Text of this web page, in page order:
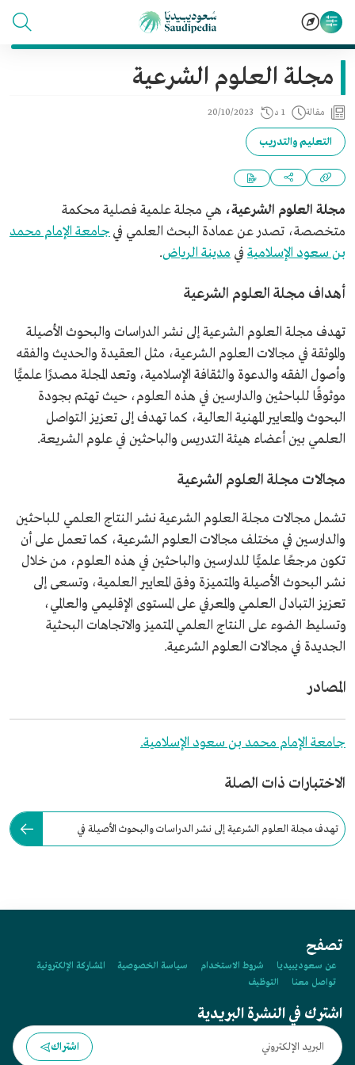
مجلة العلوم الشرعية
مقالة 1 د 20/10/2023
التعليم والتدريب
مجلة العلوم الشرعية، هي مجلة علمية فصلية محكمة
متخصصة، تصدر عن عمادة البحث العلمي في جامعة الإمام محمد
بن سعود الإسلامية في مدينة الرياض.
أهداف مجلة العلوم الشرعية
تهدف مجلة العلوم الشرعية إلى نشر الدراسات والبحوث الأصيلة
والموثقة في مجالات العلوم الشرعية، مثل العقيدة والحديث والفقه
وأصول الفقه والدعوة والثقافة الإسلامية، وتعد المجلة مصدرًا علميًّا
موثوقًا للباحثين والدارسين في هذه العلوم، حيث تهتم بجودة
البحوث والمعايير المهنية العالية، كما تهدف إلى تعزيز التواصل
العلمي بين أعضاء هيئة التدريس والباحثين في علوم الشريعة.
مجالات مجلة العلوم الشرعية
تشمل مجالات مجلة العلوم الشرعية نشر النتاج العلمي للباحثين
والدارسين في مختلف مجالات العلوم الشرعية، كما تعمل على أن
تكون مرجعًا علميًّا للدارسين والباحثين في هذه العلوم، من خلال
نشر البحوث الأصيلة والمتميزة وفق المعايير العلمية، وتسعى إلى
تعزيز التبادل العلمي والمعرفي على المستوى الإقليمي والعالمي،
وتسليط الضوء على النتاج العلمي المتميز والاتجاهات البحثية
الجديدة في مجالات العلوم الشرعية.
المصادر
جامعة الإمام محمد بن سعود الإسلامية.
الاختبارات ذات الصلة
تهدف مجلة العلوم الشرعية إلى نشر الدراسات والبحوث الأصيلة في
تصفح
عن سعوديبيديا شروط الاستخدام سياسة الخصوصية
المشاركة الإلكترونية
تواصل معنا
التوظيف
اشترك في النشرة البريدية
اشتراك